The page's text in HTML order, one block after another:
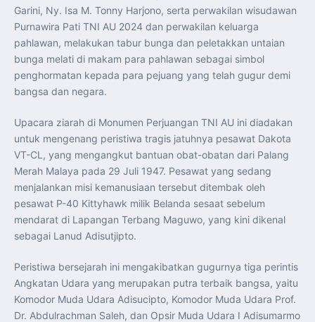
Garini, Ny. Isa M. Tonny Harjono, serta perwakilan wisudawan
Purnawira Pati TNI AU 2024 dan perwakilan keluarga
pahlawan, melakukan tabur bunga dan peletakkan untaian
bunga melati di makam para pahlawan sebagai simbol
penghormatan kepada para pejuang yang telah gugur demi
bangsa dan negara.
Upacara ziarah di Monumen Perjuangan TNI AU ini diadakan
untuk mengenang peristiwa tragis jatuhnya pesawat Dakota
VT-CL, yang mengangkut bantuan obat-obatan dari Palang
Merah Malaya pada 29 Juli 1947. Pesawat yang sedang
menjalankan misi kemanusiaan tersebut ditembak oleh
pesawat P-40 Kittyhawk milik Belanda sesaat sebelum
mendarat di Lapangan Terbang Maguwo, yang kini dikenal
sebagai Lanud Adisutjipto.
Peristiwa bersejarah ini mengakibatkan gugurnya tiga perintis
Angkatan Udara yang merupakan putra terbaik bangsa, yaitu
Komodor Muda Udara Adisucipto, Komodor Muda Udara Prof.
Dr. Abdulrachman Saleh, dan Opsir Muda Udara I Adisumarmo